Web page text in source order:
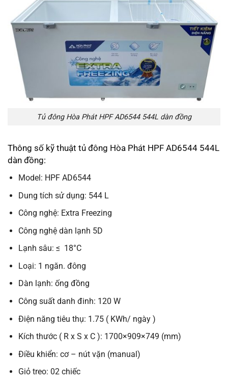
Tủ đông Hòa Phát HPF AD6544 544L dàn đồng
Thông số kỹ thuật tủ đông Hòa Phát HPF AD6544 544L
dàn đồng:
Model: HPF AD6544
Dung tích sử dụng: 544 L
Công nghệ: Extra Freezing
Công nghệ dàn lạnh 5D
Lạnh sâu: ≤ ­ 18°C
Loại: 1 ngăn. đông
Dàn lạnh: ống đồng
Công suất danh đinh: 120 W
Điện năng tiêu thụ: 1.75 ( KWh/ ngày )
Kích thước ( R x S x C ): 1700×909×749 (mm)
Điều khiển: cơ – nút vặn (manual)
Giỏ treo: 02 chiếc